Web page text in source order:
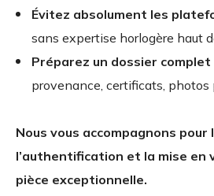
Évitez absolument les
sans expertise horlogère haut
Préparez un dossier complet
provenance, certificats, photos
Nous vous accompagnons pour
l’authentification et la mise en
pièce exceptionnelle.